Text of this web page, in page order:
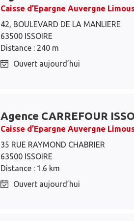
Caisse d’Epargne Auvergne
42, BOULEVARD DE LA MANLIERE
63500 ISSOIRE
Distance : 240 m
Ouvert aujourd’hui
Agence CARREFOUR
Caisse d’Epargne Auvergne
35 RUE RAYMOND CHABRIER
63500 ISSOIRE
Distance : 1.6 km
Ouvert aujourd’hui